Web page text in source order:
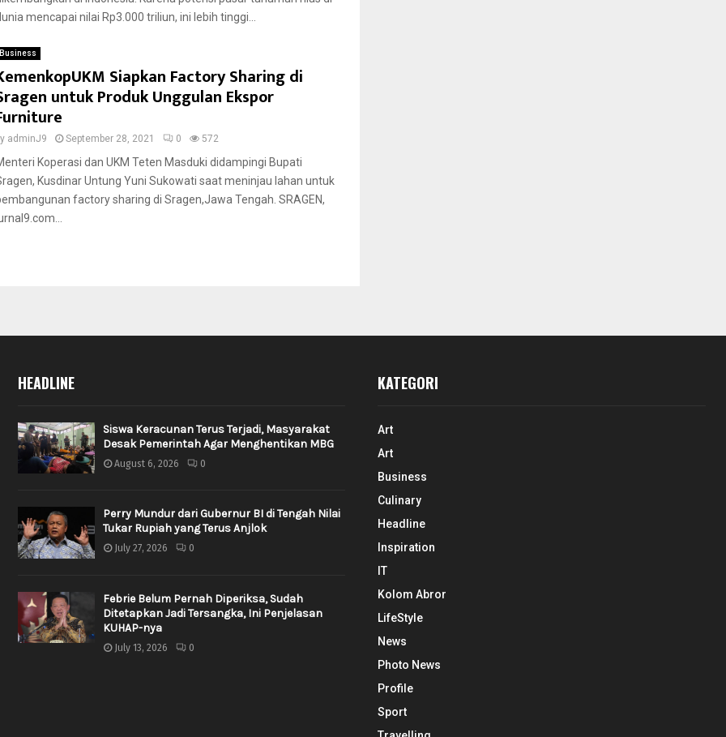
mencapai nilai Rp3.000 triliun, ini lebih tinggi...
Business
Siapkan Factory Sharing di
untuk Produk Unggulan Ekspor
adminJ9 September 28, 2021 0 572
Koperasi dan UKM Teten Masduki didampingi Bupati
Kusdinar Untung Yuni Sukowati saat meninjau lahan untuk
factory sharing di Sragen,Jawa Tengah. SRAGEN,
HEADLINE
Siswa Keracunan Terus Terjadi, Masyarakat
Desak Pemerintah Agar Menghentikan MBG
August 6, 2026 0
Perry Mundur dari Gubernur BI di Tengah Nilai
Tukar Rupiah yang Terus Anjlok
July 27, 2026 0
Febrie Belum Pernah Diperiksa, Sudah
Ditetapkan Jadi Tersangka, Ini Penjelasan
KUHAP-nya
July 13, 2026 0
KATEGORI
Art
Art
Business
Culinary
Headline
Inspiration
IT
Kolom Abror
LifeStyle
News
Photo News
Profile
Sport